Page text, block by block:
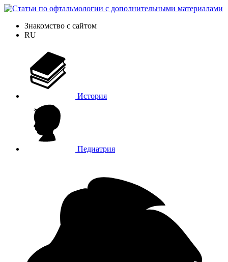
Знакомство с сайтом
RU
История
Педиатрия